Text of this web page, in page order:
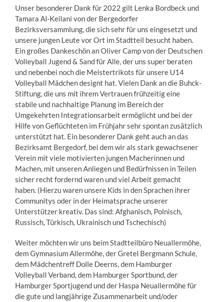
Unser besonderer Dank für 2022 gilt Lenka Bordbeck und
Tamara Al-Keilani von der Bergedorfer
Bezirksversammlung, die sich sehr für uns eingesetzt und
unsere jungen Leute vor Ort im Stadtteil besucht haben.
Ein großes Dankeschön an Oliver Camp von der Deutschen
Volleyball Jugend & Sand für Alle, der uns super beraten
und nebenbei noch die Meistertrikots für unsere U14
Volleyball Mädchen designt hat.Vielen Dank an die Buhck-
Stiftung, die uns mit ihrem Vertrauen frühzeitig eine
stabile und nachhaltige Planung im Bereich der
Umgekehrten Integrationsarbeit ermöglicht und bei der
Hilfe von Geflüchteten im Frühjahr sehr spontan zusätzlich
unterstützt hat. Ein besonderer Dank geht auch an das
Bezirksamt Bergedorf, bei dem wir als stark gewachsener
Verein mit viele motivierten jungen Macherinnen und
Machen, mit unseren Anliegen und Bedürfnissen in Teilen
sicher recht fordernd waren und viel Arbeit gemacht
haben. (Hierzu waren unsere Kids in den Sprachen ihrer
Communitys oder in der Heimatsprache unserer
Unterstützer kreativ. Das sind: Afghanisch, Polnisch,
Russisch, Türkisch, Ukrainisch und Tschechisch)
Weiter möchten wir uns beim Stadtteilbüro Neuallermöhe,
dem Gymnasium Allermöhe, der Gretel Bergmann Schule,
dem Mädchentreff Dolle Deerns, dem Hamburger
Volleyball Verband, dem Hamburger Sportbund, der
Hamburger Sportjugend und der Haspa Neuallermöhe für
die gute und langjährige Zusammenarbeit und/oder